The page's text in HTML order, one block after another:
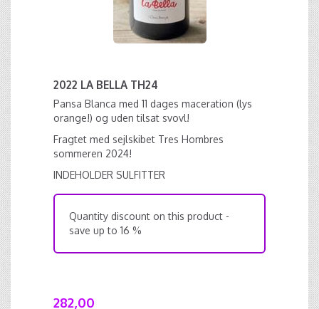
2022 LA BELLA TH24
Pansa Blanca med 11 dages maceration (lys
orange!) og uden tilsat svovl!
Fragtet med sejlskibet Tres Hombres
sommeren 2024!
INDEHOLDER SULFITTER
Quantity discount on this product -
save up to 16 %
282,00